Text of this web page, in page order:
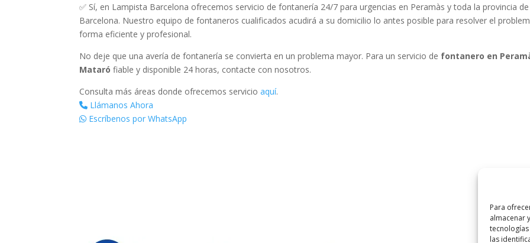
Para
almacenar
las
✅ Sí, en Lampista Barcelona ofrecemos servicio de fontanería 24/7 para urgencias en Peramàs y toda la provincia de
Barcelona. Nuestro equipo de fontaneros cualificados acudirá a su domicilio lo antes posible para resolver el
forma eficiente y profesional.
No deje que una avería de fontanería se convierta en un problema mayor. Para un servicio de fontanero en
Mataró fiable y disponible 24 horas, contacte con nosotros.
Consulta más áreas donde ofrecemos servicioaquí.
Llámanos Ahora
Escríbenos por WhatsApp